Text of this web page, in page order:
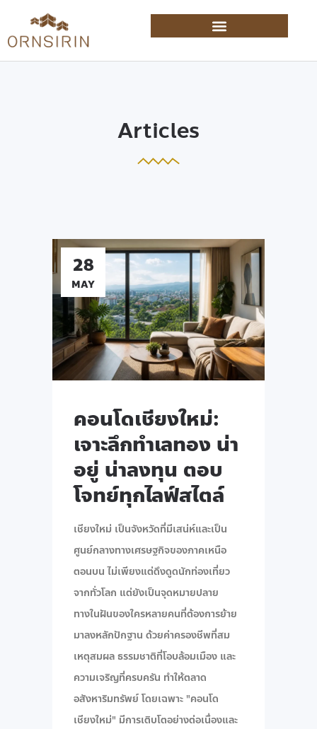
Articles
28
MAY
คอนโดเชียงใหม่:
เจาะลึกทำเลทอง น่า
อยู่ น่าลงทุน ตอบ
โจทย์ทุกไลฟ์สไตล์
เชียงใหม่ เป็นจังหวัดที่มีเสน่ห์และเป็น
ศูนย์กลางทางเศรษฐกิจของภาคเหนือ
ตอนบน ไม่เพียงแต่ดึงดูดนักท่องเที่ยว
จากทั่วโลก แต่ยังเป็นจุดหมายปลาย
ทางในฝันของใครหลายคนที่ต้องการย้าย
มาลงหลักปักฐาน ด้วยค่าครองชีพที่สม
เหตุสมผล ธรรมชาติที่โอบล้อมเมือง และ
ความเจริญที่ครบครัน ทำให้ตลาด
อสังหาริมทรัพย์ โดยเฉพาะ "คอนโด
เชียงใหม่" มีการเติบโตอย่างต่อเนื่องและ